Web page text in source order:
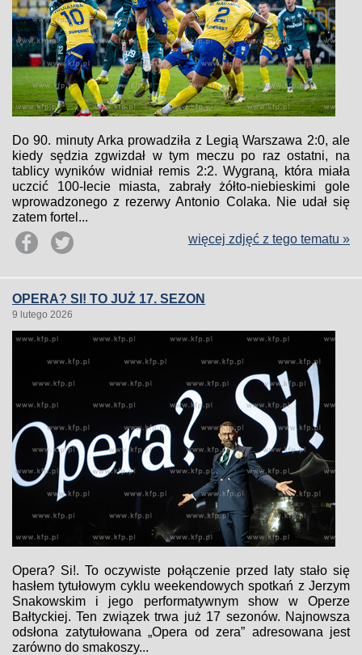
Do 90. minuty Arka prowadziła z Legią Warszawa 2:0, ale
kiedy sędzia zgwizdał w tym meczu po raz ostatni, na
tablicy wyników widniał remis 2:2. Wygraną, która miała
uczcić 100-lecie miasta, zabrały żółto-niebieskimi gole
wprowadzonego z rezerwy Antonio Colaka. Nie udał się
zatem fortel...
więcej zdjęć z tego tematu »
OPERA? SI! TO JUŻ 17. SEZON
9 lutego 2026
Opera? Si!. To oczywiste połączenie przed laty stało się
hasłem tytułowym cyklu weekendowych spotkań z Jerzym
Snakowskim i jego performatywnym show w Operze
Bałtyckiej. Ten związek trwa już 17 sezonów. Najnowsza
odsłona zatytułowana „Opera od zera” adresowana jest
zarówno do smakoszy...